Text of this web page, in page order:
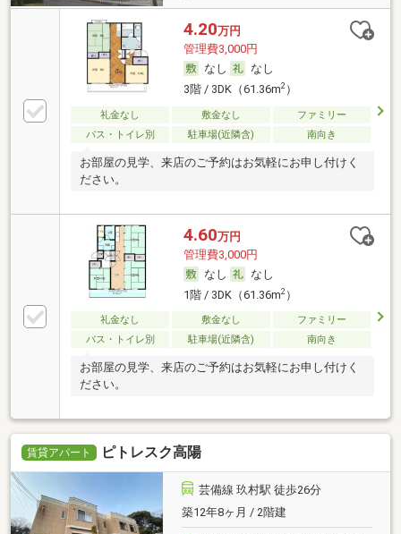
4.20万円
管理費3,000円
なし
なし
3階 / 3DK（61.36m2）
礼金なし 敷金なし
ファミリー
バス・トイレ別
駐車場(近隣含) 南向き
お部屋の見学、来店のご予約はお気軽にお申し付けく
ださい。
4.60万円
管理費3,000円
なし
なし
1階 / 3DK（61.36m2）
礼金なし 敷金なし
ファミリー
バス・トイレ別
駐車場(近隣含) 南向き
お部屋の見学、来店のご予約はお気軽にお申し付けく
ださい。
賃貸アパート ピトレスク高陽
芸備線 玖村駅 徒歩26分
築12年8ヶ月 / 2階建